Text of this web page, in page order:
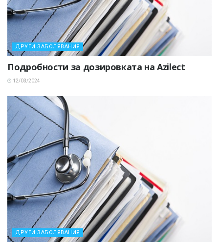
ДРУГИ ЗАБОЛЯВАНИЯ
Подробности за дозировката на Azilect
12/03/2024
ДРУГИ ЗАБОЛЯВАНИЯ